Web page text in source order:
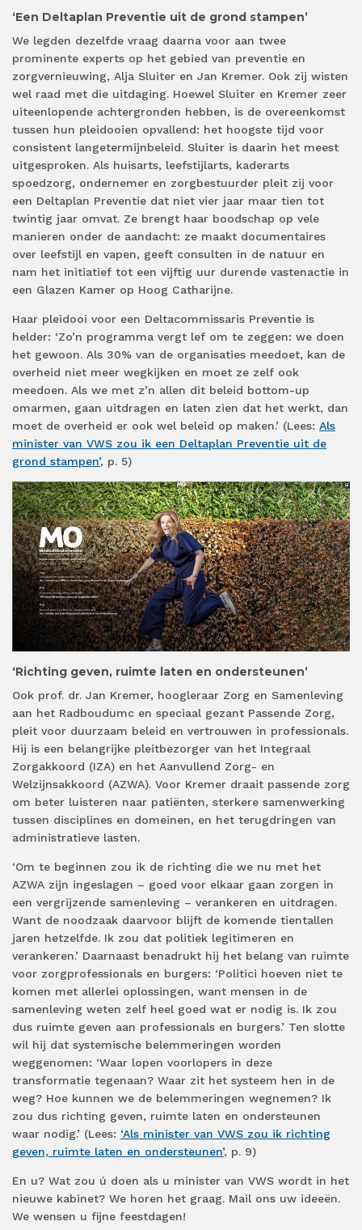
‘Een Deltaplan Preventie uit de grond stampen’
We legden dezelfde vraag daarna voor aan twee
prominente experts op het gebied van preventie en
zorgvernieuwing, Alja Sluiter en Jan Kremer. Ook zij wisten
wel raad met die uitdaging. Hoewel Sluiter en Kremer zeer
uiteenlopende achtergronden hebben, is de overeenkomst
tussen hun pleidooien opvallend: het hoogste tijd voor
consistent langetermijnbeleid. Sluiter is daarin het meest
uitgesproken. Als huisarts, leefstijlarts, kaderarts
spoedzorg, ondernemer en zorgbestuurder pleit zij voor
een Deltaplan Preventie dat niet vier jaar maar tien tot
twintig jaar omvat. Ze brengt haar boodschap op vele
manieren onder de aandacht: ze maakt documentaires
over leefstijl en vapen, geeft consulten in de natuur en
nam het initiatief tot een vijftig uur durende vastenactie in
een Glazen Kamer op Hoog Catharijne.
Haar pleidooi voor een Deltacommissaris Preventie is
helder: ‘Zo’n programma vergt lef om te zeggen: we doen
het gewoon. Als 30% van de organisaties meedoet, kan de
overheid niet meer wegkijken en moet ze zelf ook
meedoen. Als we met z’n allen dit beleid bottom-up
omarmen, gaan uitdragen en laten zien dat het werkt, dan
moet de overheid er ook wel beleid op maken.’ (Lees: Als
minister van VWS zou ik een Deltaplan Preventie uit de
grond stampen’, p. 5)
‘Richting geven, ruimte laten en ondersteunen’
Ook prof. dr. Jan Kremer, hoogleraar Zorg en Samenleving
aan het Radboudumc en speciaal gezant Passende Zorg,
pleit voor duurzaam beleid en vertrouwen in professionals.
Hij is een belangrijke pleitbezorger van het Integraal
Zorgakkoord (IZA) en het Aanvullend Zorg- en
Welzijnsakkoord (AZWA). Voor Kremer draait passende zorg
om beter luisteren naar patiënten, sterkere samenwerking
tussen disciplines en domeinen, en het terugdringen van
administratieve lasten.
‘Om te beginnen zou ik de richting die we nu met het
AZWA zijn ingeslagen – goed voor elkaar gaan zorgen in
een vergrijzende samenleving – verankeren en uitdragen.
Want de noodzaak daarvoor blijft de komende tientallen
jaren hetzelfde. Ik zou dat politiek legitimeren en
verankeren.’ Daarnaast benadrukt hij het belang van ruimte
voor zorgprofessionals en burgers: ‘Politici hoeven niet te
komen met allerlei oplossingen, want mensen in de
samenleving weten zelf heel goed wat er nodig is. Ik zou
dus ruimte geven aan professionals en burgers.’ Ten slotte
wil hij dat systemische belemmeringen worden
weggenomen: ‘Waar lopen voorlopers in deze
transformatie tegenaan? Waar zit het systeem hen in de
weg? Hoe kunnen we de belemmeringen wegnemen? Ik
zou dus richting geven, ruimte laten en ondersteunen
waar nodig.’ (Lees: ‘Als minister van VWS zou ik richting
geven, ruimte laten en ondersteunen’, p. 9)
En u? Wat zou ú doen als u minister van VWS wordt in het
nieuwe kabinet? We horen het graag. Mail ons uw ideeën.
We wensen u fijne feestdagen!